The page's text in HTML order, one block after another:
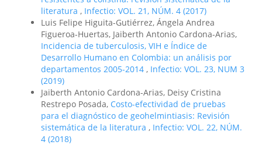
literatura , Infectio: VOL. 21, NÚM. 4 (2017)
Luis Felipe Higuita-Gutiérrez, Ángela Andrea
Figueroa-Huertas, Jaiberth Antonio Cardona-Arias,
Incidencia de tuberculosis, VIH e Índice de
Desarrollo Humano en Colombia: un análisis por
departamentos 2005-2014 , Infectio: VOL. 23, NUM 3
(2019)
Jaiberth Antonio Cardona-Arias, Deisy Cristina
Restrepo Posada, Costo-efectividad de pruebas
para el diagnóstico de geohelmintiasis: Revisión
sistemática de la literatura , Infectio: VOL. 22, NÚM.
4 (2018)